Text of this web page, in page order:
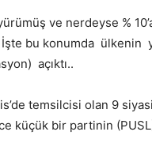
ve nerdeyse %
İşte bu konumda
açıktı..
temsilcisi olan 9
küçük bir partinin